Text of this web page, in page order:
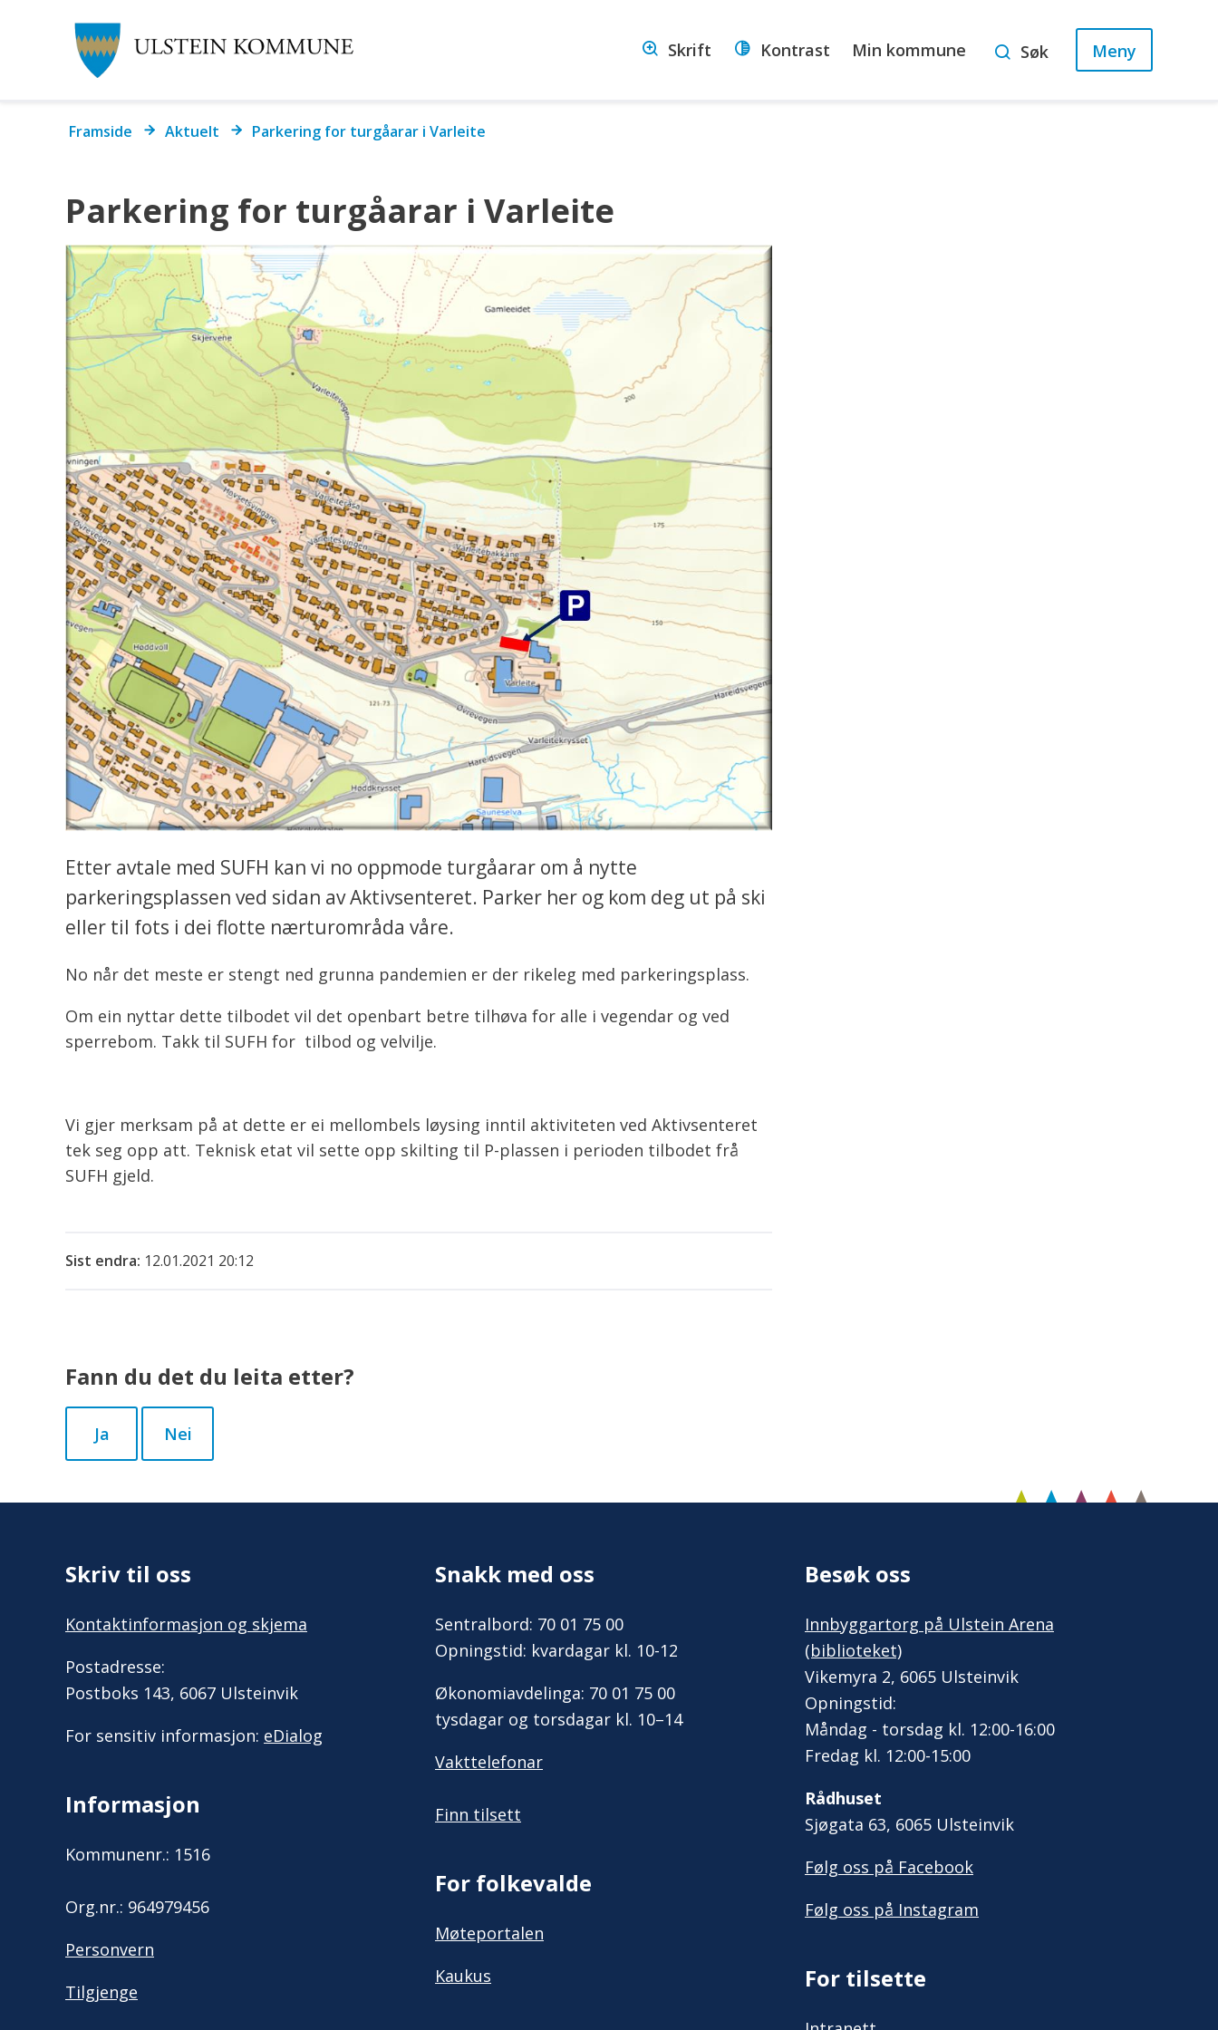
Skrift Kontrast Min kommune Søk Meny
Du
Framside Aktuelt Parkering for turgåarar i Varleite
Parkering for turgåarar i Varleite
Etter avtale med SUFH kan vi no oppmode turgåarar om å nytte
parkeringsplassen ved sidan av Aktivsenteret. Parker her og kom deg ut på ski
eller til fots i dei flotte nærturområda våre.
No når det meste er stengt ned grunna pandemien er der rikeleg med parkeringsplass.
Om ein nyttar dette tilbodet vil det openbart betre tilhøva for alle i vegendar og ved
sperrebom. Takk til SUFH for tilbod og velvilje.
Vi gjer merksam på at dette er ei mellombels løysing inntil aktiviteten ved Aktivsenteret
tek seg opp att. Teknisk etat vil sette opp skilting til P-plassen i perioden tilbodet frå
SUFH gjeld.
Sist endra 12.01.2021 20:12
Fann du det du leita etter?
Ja Nei
Skriv til oss
Kontaktinformasjon og skjema
Postadresse:
Postboks 143, 6067 Ulsteinvik
For sensitiv informasjon: eDialog
Informasjon
Kommunenr.: 1516
Org.nr.: 964979456
Personvern
Tilgjenge
Snakk med oss
Sentralbord: 70 01 75 00
Opningstid: kvardagar kl. 10-12
Økonomiavdelinga: 70 01 75 00
tysdagar og torsdagar kl. 10–14
Vakttelefonar
Finn tilsett
For folkevalde
Møteportalen
Kaukus
Besøk oss
Innbyggartorg på Ulstein Arena
(biblioteket)
Vikemyra 2, 6065 Ulsteinvik
Opningstid:
Måndag - torsdag kl. 12:00-16:00
Fredag kl. 12:00-15:00
Rådhuset
Sjøgata 63, 6065 Ulsteinvik
Følg oss på Facebook
Følg oss på Instagram
For tilsette